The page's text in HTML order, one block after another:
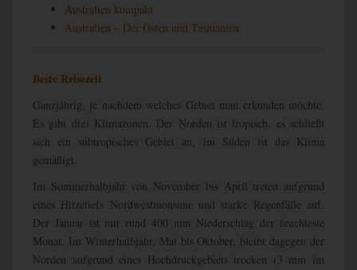
Australien kompakt
Australien – Der Osten und Tasmanien
Beste Reisezeit
Ganzjährig, je nachdem welches Gebiet man erkunden möchte.
Es gibt drei Klimazonen. Der Norden ist tropisch, es schließt
sich ein subtropisches Gebiet an, im Süden ist das Klima
gemäßigt.
Im Sommerhalbjahr von November bis April treten aufgrund
eines Hitzetiefs Nordwestmonsune und starke Regenfälle auf.
Der Januar ist mit rund 400 mm Niederschlag der feuchteste
Monat. Im Winterhalbjahr, Mai bis Oktober, bleibt dagegen der
Norden aufgrund eines Hochdruckgebiets trocken (3 mm im